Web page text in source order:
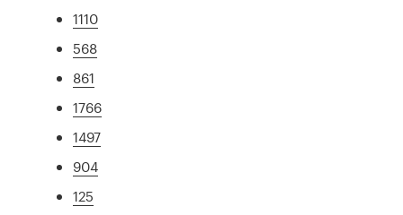
1110
568
861
1766
1497
904
125